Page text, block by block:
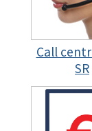
Call
SR